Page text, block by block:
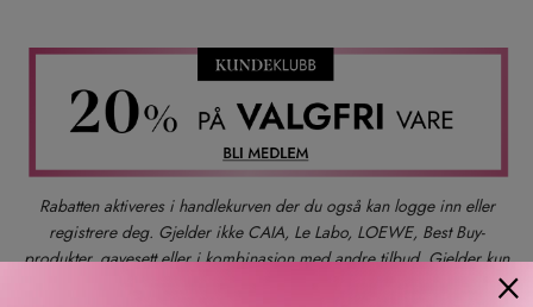
Rabatten aktiveres i handlekurven der du også kan logge inn eller
registrere deg. Gjelder ikke CAIA, Le Labo, LOEWE, Best Buy-
produkter, gavesett eller i kombinasjon med andre tilbud. Gjelder kun×